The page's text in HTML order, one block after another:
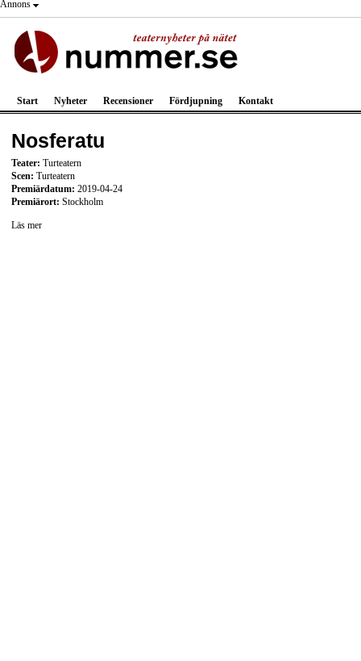
Annons
Start Nyheter Recensioner Fördjupning Kontakt
Nosferatu
Teater: Turteatern
Scen: Turteatern
Premiärdatum: 2019-04-24
Premiärort: Stockholm
Läs mer